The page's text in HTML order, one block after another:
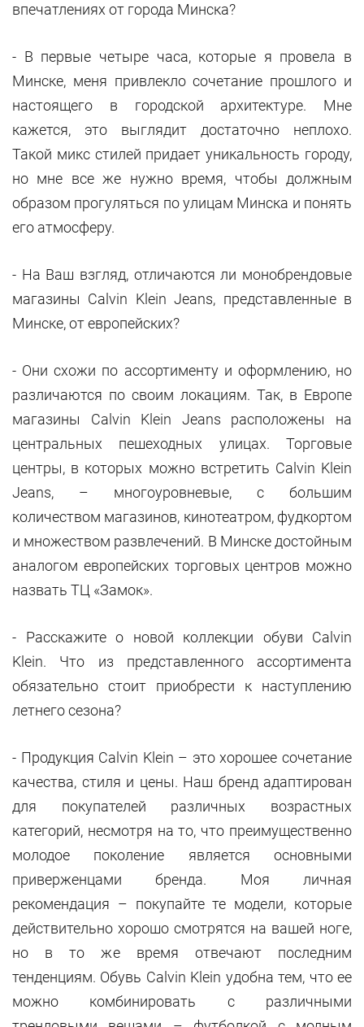
впечатлениях от города Минска?
- В первые четыре часа, которые я провела в
Минске, меня привлекло сочетание прошлого и
настоящего в городской архитектуре. Мне
кажется, это выглядит достаточно неплохо.
Такой микс стилей придает уникальность городу,
но мне все же нужно время, чтобы должным
образом прогуляться по улицам Минска и понять
его атмосферу.
- На Ваш взгляд, отличаются ли монобрендовые
магазины Calvin Klein Jeans, представленные в
Минске, от европейских?
- Они схожи по ассортименту и оформлению, но
различаются по своим локациям. Так, в Европе
магазины Calvin Klein Jeans расположены на
центральных пешеходных улицах. Торговые
центры, в которых можно встретить Calvin Klein
Jeans, – многоуровневые, с большим
количеством магазинов, кинотеатром, фудкортом
и множеством развлечений. В Минске достойным
аналогом европейских торговых центров можно
назвать ТЦ «Замок».
- Расскажите о новой коллекции обуви Calvin
Klein. Что из представленного ассортимента
обязательно стоит приобрести к наступлению
летнего сезона?
- Продукция Calvin Klein – это хорошее сочетание
качества, стиля и цены. Наш бренд адаптирован
для покупателей различных возрастных
категорий, несмотря на то, что преимущественно
молодое поколение является основными
приверженцами бренда. Моя личная
рекомендация – покупайте те модели, которые
действительно хорошо смотрятся на вашей ноге,
но в то же время отвечают последним
тенденциям. Обувь Calvin Klein удобна тем, что ее
можно комбинировать с различными